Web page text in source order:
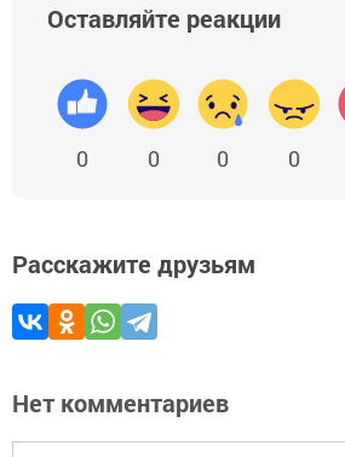
Оставляйте реакции
0 0 0 0
Расскажите друзьям
Нет комментариев